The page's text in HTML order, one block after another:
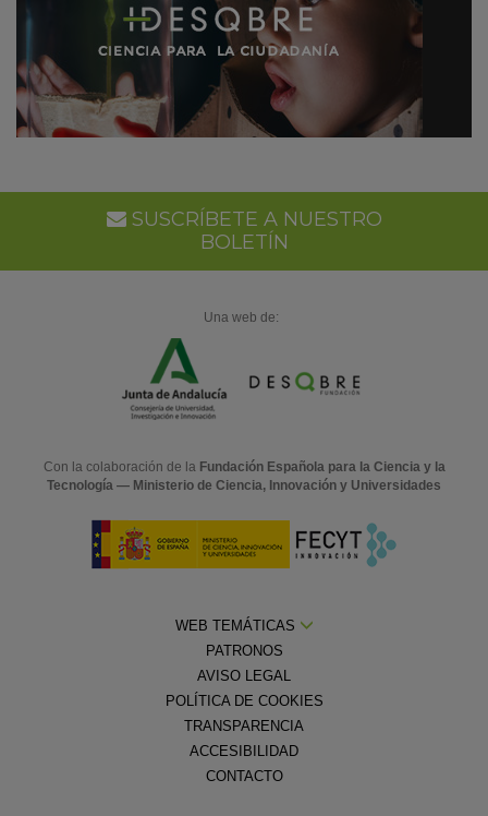
SUSCRÍBETE A NUESTRO
BOLETÍN
Una web de:
Con la colaboración de la Fundación Española para la Ciencia y la
Tecnología — Ministerio de Ciencia, Innovación y Universidades
WEB TEMÁTICAS
PATRONOS
AVISO LEGAL
POLÍTICA DE COOKIES
TRANSPARENCIA
ACCESIBILIDAD
CONTACTO